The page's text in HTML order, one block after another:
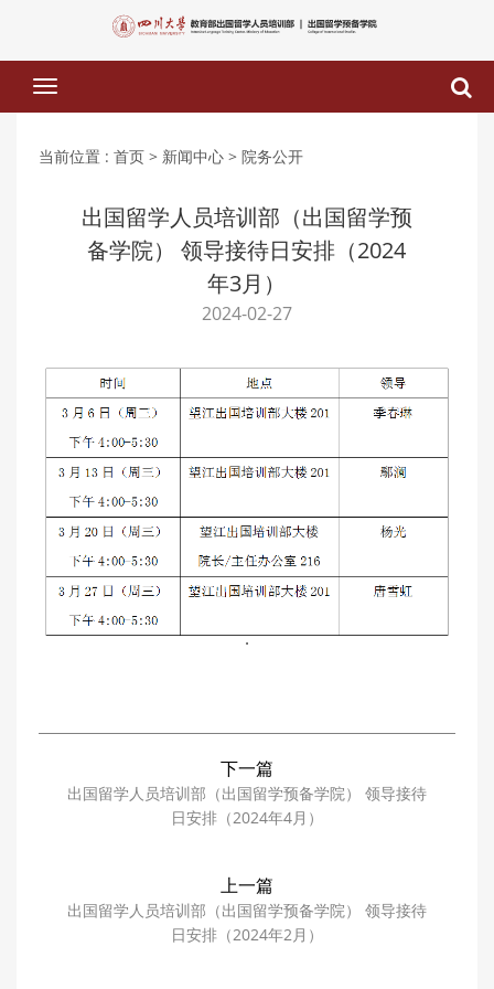
下
拉
单
当前位置 : 首页 > 新闻中心 > 院务公开
出国留学人员培训部（出国留学预
备学院） 领导接待日安排（2024
年3月）
2024-02-27
下一篇
出国留学人员培训部（出国留学预备学院） 领导接待
日安排（2024年4月）
上一篇
出国留学人员培训部（出国留学预备学院） 领导接待
日安排（2024年2月）